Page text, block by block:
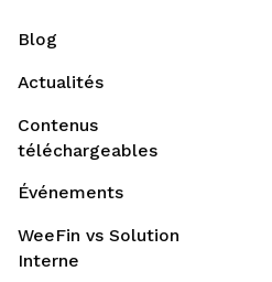
Blog
Actualités
Contenus
téléchargeables
Événements
WeeFin vs Solution
Interne